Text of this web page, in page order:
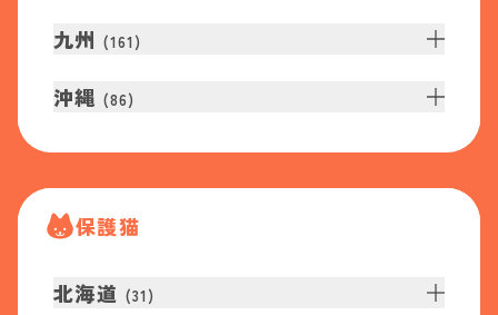
九州 (161 )
沖縄 (86)
保護猫
北海道 (31 )